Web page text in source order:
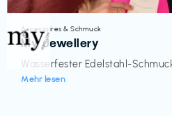
Accessoires & Schmuck
My Jewellery
Wasserfester Edelstahl-
Mehr lesen
€‎